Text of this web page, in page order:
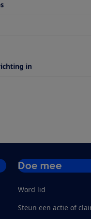
van
in
Doe mee
Word lid
Steun een actie of